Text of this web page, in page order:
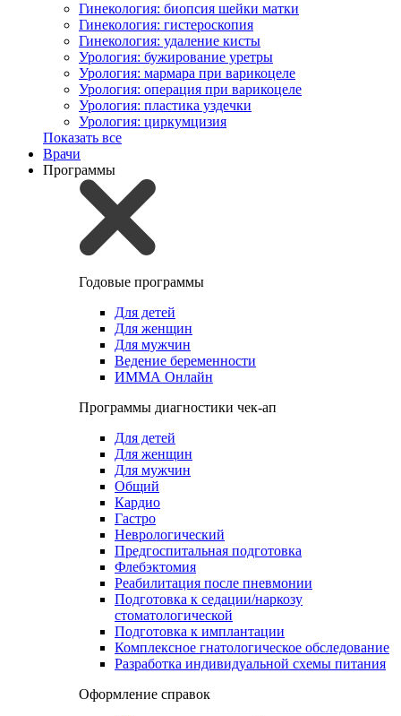
Гинекология: биопсия шейки матки
Гинекология: гистероскопия
Гинекология: удаление кисты
Урология: бужирование уретры
Урология: мармара при варикоцеле
Урология: операция при варикоцеле
Урология: пластика уздечки
Урология: циркумцизия
Показать все
Врачи
Программы
Годовые программы
Для детей
Для женщин
Для мужчин
Ведение беременности
ИММА Онлайн
Программы диагностики чек-ап
Для детей
Для женщин
Для мужчин
Общий
Кардио
Гастро
Неврологический
Предгоспитальная подготовка
Флебэктомия
Реабилитация после пневмонии
Подготовка к седации/наркозу
стоматологической
Подготовка к имплантации
Комплексное гнатологическое обследование
Разработка индивидуальной схемы питания
Оформление справок